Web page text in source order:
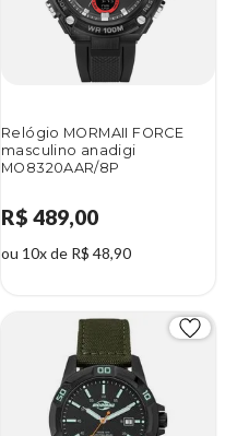
Relógio MORMAII FORCE
masculino anadigi
MO8320AAR/8P
R$ 489,00
ou 10x de R$ 48,90